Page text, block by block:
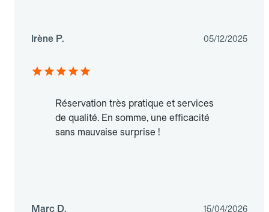
Irène P. 05/12/2025
Réservation très pratique et services
de qualité. En somme, une efficacité
sans mauvaise surprise !
Marc D. 15/04/2026